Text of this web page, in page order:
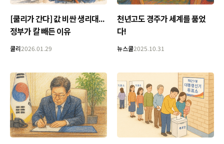
[쿨리가 간다] 값 비싼 생리대...
정부가 칼 빼든 이유
쿨리2026.01.29
천년고도 경주가 세계를 품었
다!
뉴스쿨2025.10.31